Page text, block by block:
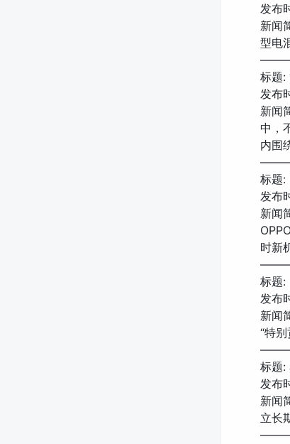
发布
新闻
型电
标题:
发布
新闻
中，
内围
标题:
发布
新闻
时新
标题:
发布
新闻
“特
标题:
发布
新闻
立长